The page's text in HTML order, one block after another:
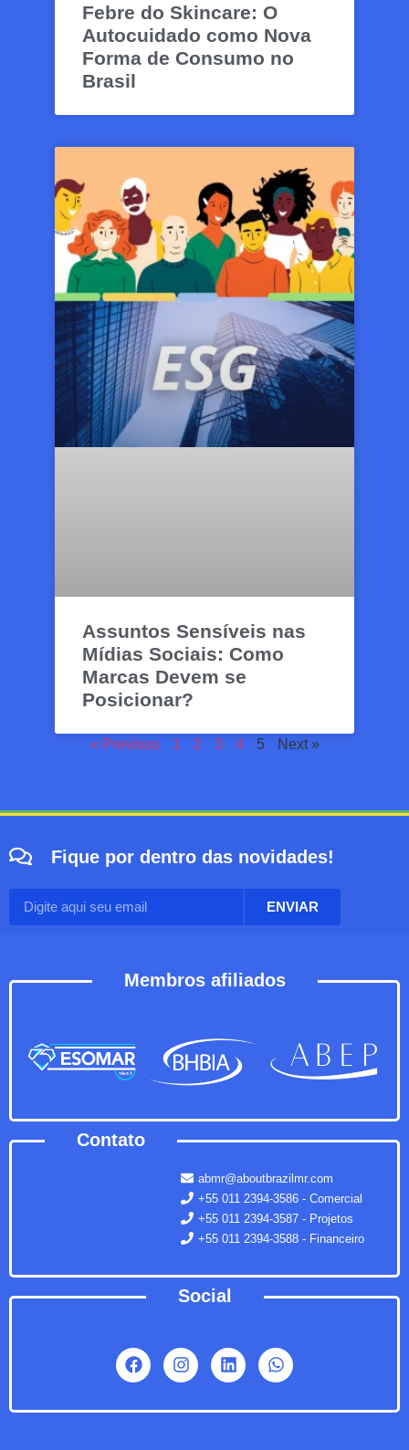
Febre do Skincare: O
Autocuidado como Nova
Forma de Consumo no
Brasil
Assuntos Sensíveis nas
Mídias Sociais: Como
Marcas Devem se
Posicionar?
« Previous 1 2 3 4 5 Next »
Fique por dentro das novidades!
ENVIAR
Membros afiliados
Contato
abmr@aboutbrazilmr.com
+55 011 2394-3586 - Comercial
+55 011 2394-3587 - Projetos
+55 011 2394-3588 - Financeiro
Social